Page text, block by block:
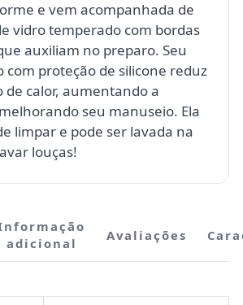
e vem acompanhada de
vidro temperado com bordas
auxiliam no preparo. Seu
com proteção de silicone reduz
de calor, aumentando a
seu manuseio. Ela
limpar e pode ser lavada na
louças!
adicional
Avaliações